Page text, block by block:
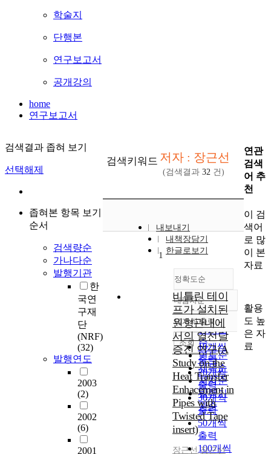
학술지
단행본
연구보고서
공개강의
home
연구보고서
검색결과 좁혀 보기
선택해제
좁혀본 항목 보기
순서
검색량순
가나다순
발행기관
한
국연
구재
단
(NRF)
(32)
발행연도
2003
(2)
2002
(6)
2001
검색키워드 저자 : 장근선
(검색결과 32 건)
내보내기
내책장담기
한글로보기
정확도순
정확도
순
인기도
순
연도순
제목순
저자순
발행기
관순
내림차순
내림차순
10개씩 출력
10개씩
출력
20개씩
출력
30개씩
출력
50개씩
출력
100개씩
조회
1
비틀린 테이
프가 설치된
원형관내에
서의 열전달
증진 연구(A
Study on the
Heat Transfer
Enhacement in
Pipes with
Twisted Tape
insert)
장근선,장근선
연관
검색
어 추
천
이 검
색어
로 많
이 본
자료
활용
도 높
은 자
료